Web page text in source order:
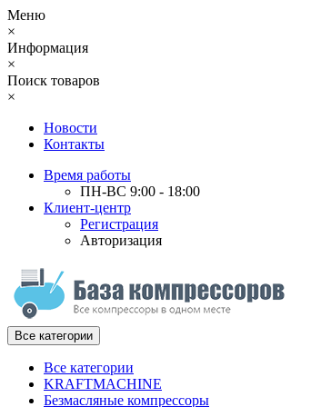
Меню
×
Информация
×
Поиск товаров
×
Новости
Контакты
Время работы
ПН-ВС 9:00 - 18:00
Клиент-центр
Регистрация
Авторизация
Все категории
Все категории
KRAFTMACHINE
Безмасляные компрессоры